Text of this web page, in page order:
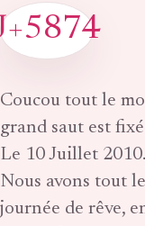
Coucou tout le
grand saut est
Le 10 Juillet 2010.
Nous avons tout
journée de rêve,